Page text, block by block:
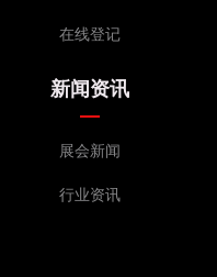
在线登记
新闻资讯
展会新闻
行业资讯